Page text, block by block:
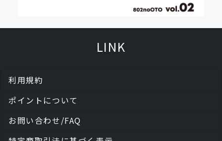
LINK
利用規約
ポイントについて
お問い合わせ/FAQ